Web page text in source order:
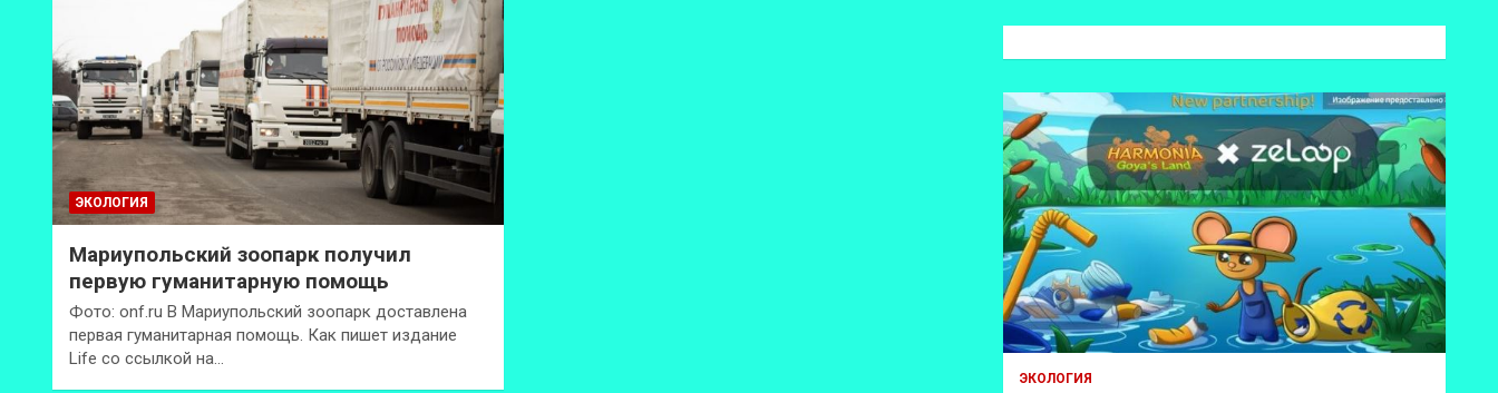
ЭКОЛОГИЯ
Мариупольский зоопарк получил
первую гуманитарную помощь
Фото: onf.ru В Мариупольский зоопарк доставлена
первая гуманитарная помощь. Как пишет издание
Life со ссылкой на…
к
ЭКОЛОГИЯ